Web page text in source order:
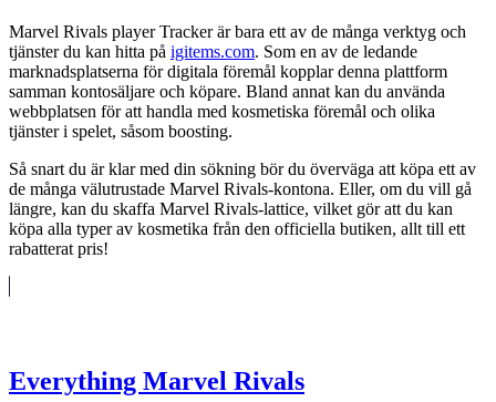
Marvel Rivals player Tracker är bara ett av de många verktyg och
tjänster du kan hitta på igitems.com. Som en av de ledande
marknadsplatserna för digitala föremål kopplar denna plattform
samman kontosäljare och köpare. Bland annat kan du använda
webbplatsen för att handla med kosmetiska föremål och olika
tjänster i spelet, såsom boosting.
Så snart du är klar med din sökning bör du överväga att köpa ett av
de många välutrustade Marvel Rivals-kontona. Eller, om du vill gå
längre, kan du skaffa Marvel Rivals-lattice, vilket gör att du kan
köpa alla typer av kosmetika från den officiella butiken, allt till ett
rabatterat pris!
Everything Marvel Rivals